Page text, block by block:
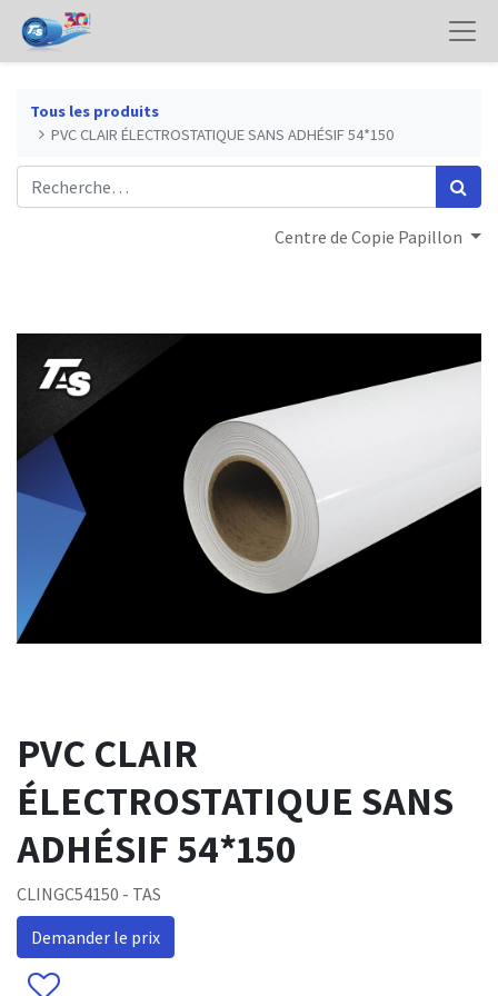
Tous les produits
PVC CLAIR ÉLECTROSTATIQUE SANS ADHÉSIF 54*150
Centre de Copie Papillon
PVC CLAIR
ÉLECTROSTATIQUE SANS
ADHÉSIF 54*150
CLINGC54150 - TAS
Demander le prix